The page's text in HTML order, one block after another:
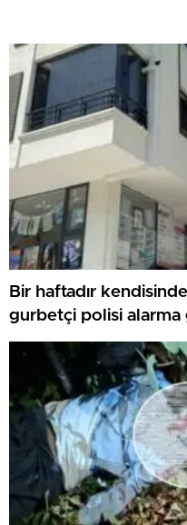
Bir haftadır
gurbetçi polisi alarma